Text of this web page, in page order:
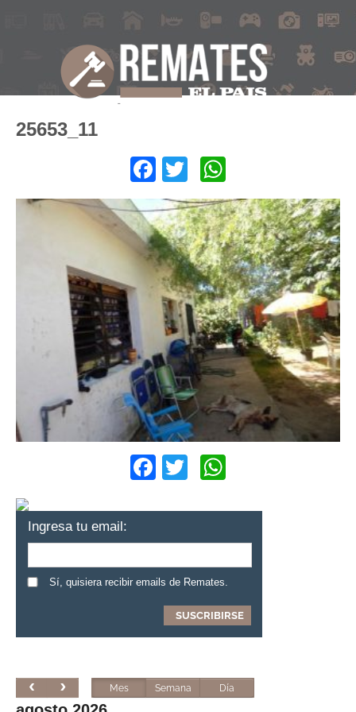
25653_11
Facebook
Twitter
Facebook
Twitter
Ingresa tu email:
Sí, quisiera recibir emails de Remates.
Mes Semana Día